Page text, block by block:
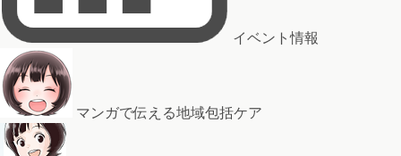
イベント情報
マンガで伝える地域包括ケア